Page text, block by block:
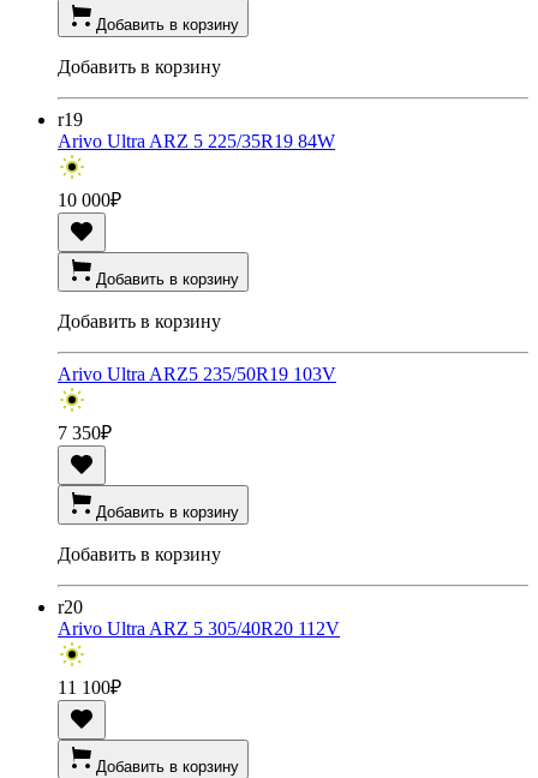
Добавить в корзину
Добавить в корзину
r19
Arivo Ultra ARZ 5 225/35R19 84W
10 000₽
Добавить в корзину
Добавить в корзину
Arivo Ultra ARZ5 235/50R19 103V
7 350₽
Добавить в корзину
Добавить в корзину
r20
Arivo Ultra ARZ 5 305/40R20 112V
11 100₽
Добавить в корзину